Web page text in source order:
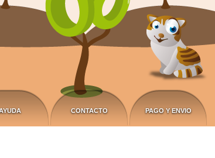
CONTACTO PAGO Y ENVIO